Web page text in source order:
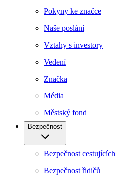
Pokyny ke značce
Naše poslání
Vztahy s investory
Vedení
Značka
Média
Městský fond
Bezpečnost
Bezpečnost cestujících
Bezpečnost řidičů